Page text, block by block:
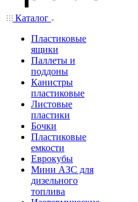
Каталог
Пластиковые
ящики
Паллеты и
поддоны
Канистры
пластиковые
Листовые
пластики
Бочки
Пластиковые
емкости
Еврокубы
Мини АЗС для
дизельного
топлива